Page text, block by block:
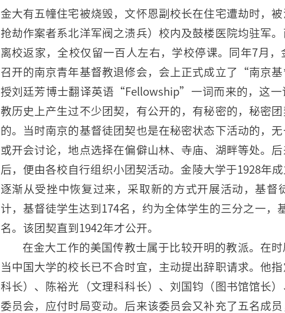
金大有五幢住宅被烧毁，文怀恩副校长在住宅遭劫时，
抢劫作案者系北洋军阀之溃兵）校内及鼓楼医院均驻军
离校返家，全校仅留一百人左右，学校停课。同年7月
召开的南京青年基督教退修会，会上正式成立了“南京
授刘廷芳博士翻译英语“Fellowship”一词而来的，这一
教历史上产生过不少团契，有公开的，有秘密的，秘密
的。当时南京的基督徒团契也是在秘密状态下活动的，
或开会讨论，地点选择在偏僻山林、寺庙、湖畔等处。
后，便由各校自行组织小团契活动。金陵大学于1928年
逐渐从受挫中恢复过来，采取新的方式开展活动，基督
计，基督徒学生达到174名，约为全体学生的三分之一，
名。该团契直到1942年才公开。
在金大工作的美国传教士属于比较开明的教派。在
当中国大学的校长已不合时宜，主动提出辞职请求。他
科长）、陈裕光（文理科科长）、刘国钧（图书馆馆长
委员会，应付时局变动。后来该委员会又补充了五名成